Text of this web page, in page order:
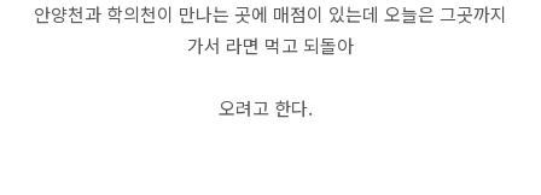
안양천과 학의천이 만나는 곳에 매점이 있는데 오늘은 그곳까지
가서 라면 먹고 되돌아
오려고 한다.